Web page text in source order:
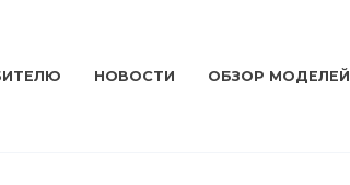
НОВОСТИ ОБЗОР МОДЕЛЕЙ